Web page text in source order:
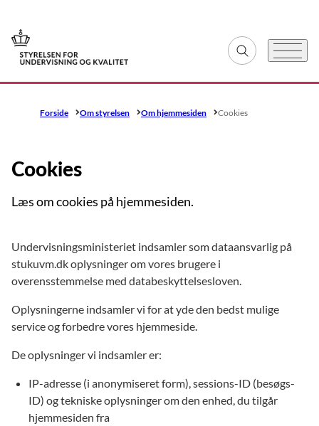
Gå til forsiden Fold søgefelt ud
Menu
Forside Om styrelsen Om hjemmesiden Cookies
Cookies
Læs om cookies på hjemmesiden.
Undervisningsministeriet indsamler som dataansvarlig på
stukuvm.dk oplysninger om vores brugere i
overensstemmelse med databeskyttelsesloven.
Oplysningerne indsamler vi for at yde den bedst mulige
service og forbedre vores hjemmeside.
De oplysninger vi indsamler er:
IP-adresse (i anonymiseret form), sessions-ID (besøgs-
ID) og tekniske oplysninger om den enhed, du tilgår
hjemmesiden fra